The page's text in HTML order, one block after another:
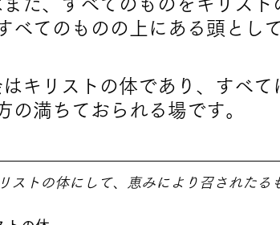
た、すべてのものをキリスト
べてのものの上にある頭とし
キリストの体であり、すべて
の満ちておられる場です。
ストの体にして、恵みにより召されたる